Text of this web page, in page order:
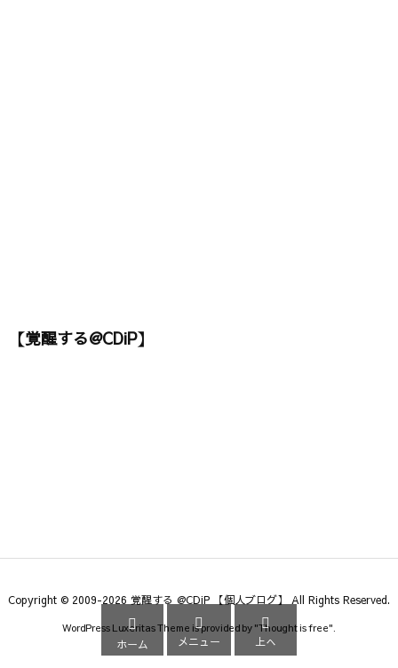
【覚醒する@CDiP】
Copyright © 2009-2026 覚醒する @CDiP 【個人ブログ】 All Rights Reserved.
WordPress Luxeritas Theme is provided by "Thought is free".

ホーム

メニュー

上へ